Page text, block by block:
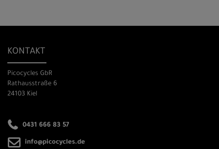
KONTAKT
Picocycles GbR
Rathausstraße 6
24103 Kiel
0431 666 83 57
info@picocycles.de